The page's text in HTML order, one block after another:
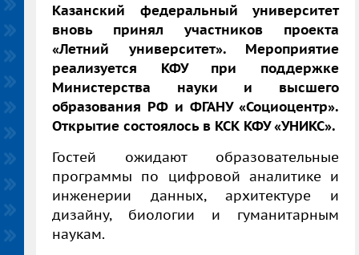
Казанский федеральный университет
вновь принял участников проекта
«Летний университет». Мероприятие
реализуется КФУ при поддержке
Министерства науки и высшего
образования РФ и ФГАНУ «Социоцентр».
Открытие состоялось в КСК КФУ «УНИКС».
Гостей ожидают образовательные
программы по цифровой аналитике и
инженерии данных, архитектуре и
дизайну, биологии и гуманитарным
наукам.